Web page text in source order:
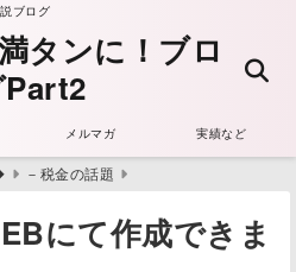
ブログ
タンに！ブロ
Part2
メルマガ 実績など
－税金の話題
にて作成できま